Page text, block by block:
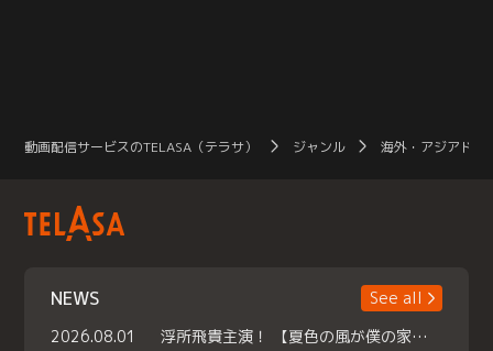
動画配信サービスのTELASA（テラサ） ジャンル 海外・アジアドラ
NEWS
See all
2026.08.01
浮所飛貴主演！ 【夏色の風が僕の家にやってきた】 本日よりテラサで独占配信スタート！